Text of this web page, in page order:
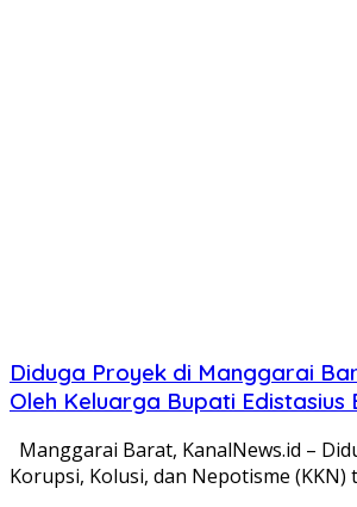
Diduga Proyek di Manggarai
Oleh Keluarga Bupati Edistasius
Manggarai Barat, KanalNews.id –
Korupsi, Kolusi, dan Nepotisme